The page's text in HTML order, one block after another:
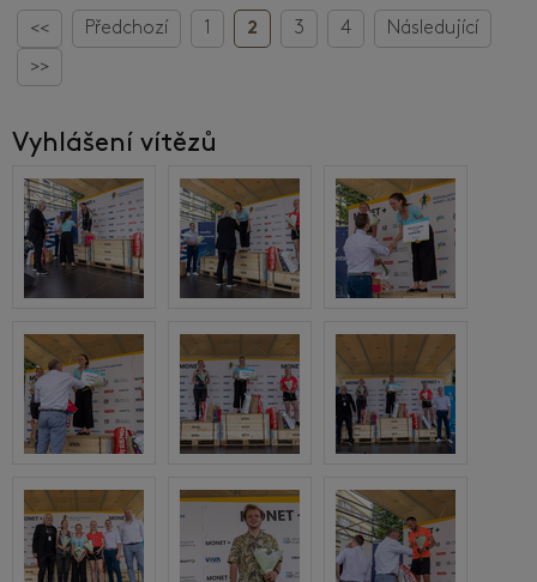
<< Předchozí 1 2 3 4
Následující
>>
Vyhlášení vítězů